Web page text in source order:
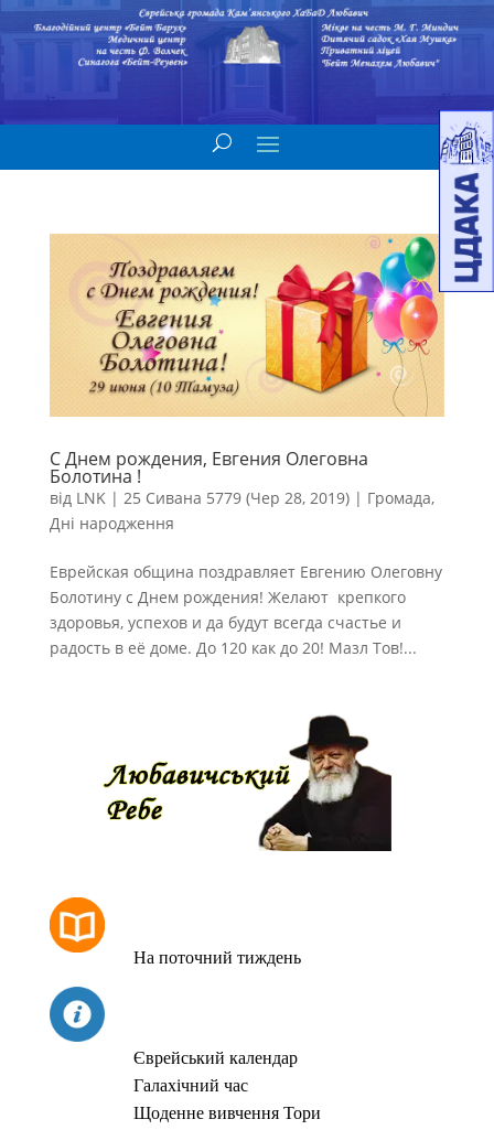
С Днем рождения, Евгения Олеговна
Болотина !
від LNK | 25 Сивана 5779 (Чер 28, 2019)| Громада,
Дні народження
Еврейская община поздравляет Евгению Олеговну
Болотину с Днем рождения! Желают крепкого
здоровья, успехов и да будут всегда счастье и
радость в её доме. До 120 как до 20! Мазл Тов!...
На поточний тиждень
Єврейський календар
Галахічний час
Щоденне вивчення Тори